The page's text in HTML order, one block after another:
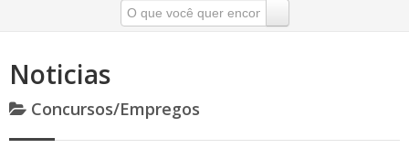
Noticias
Concursos/Empregos